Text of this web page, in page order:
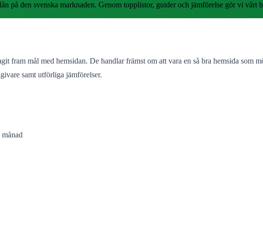
på den svenska marknaden. Genom topplistor, guider och jämförelse gör vi
fram mål med hemsidan. De handlar främst om att vara en så bra hemsida
samt utförliga jämförelser.